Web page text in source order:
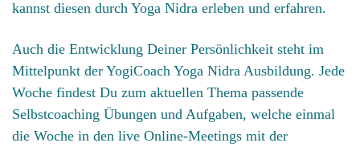
kannst diesen durch Yoga Nidra erleben und erfahren.
Auch die Entwicklung Deiner Persönlichkeit steht im
Mittelpunkt der YogiCoach Yoga Nidra Ausbildung. Jede
Woche findest Du zum aktuellen Thema passende
Selbstcoaching Übungen und Aufgaben, welche einmal
die Woche in den live Online-Meetings mit der